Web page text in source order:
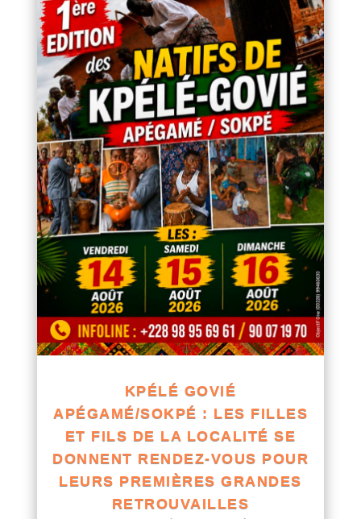
KPÉLÉ GOVIÉ
APÉGAMÉ/SOKPÉ : LES FILLES
ET FILS DE LA LOCALITÉ SE
DONNENT RENDEZ-VOUS POUR
LEURS PREMIÈRES GRANDES
RETROUVAILLES